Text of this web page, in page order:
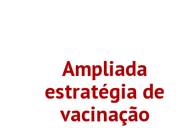
Ampliada
estratégia de
vacinação